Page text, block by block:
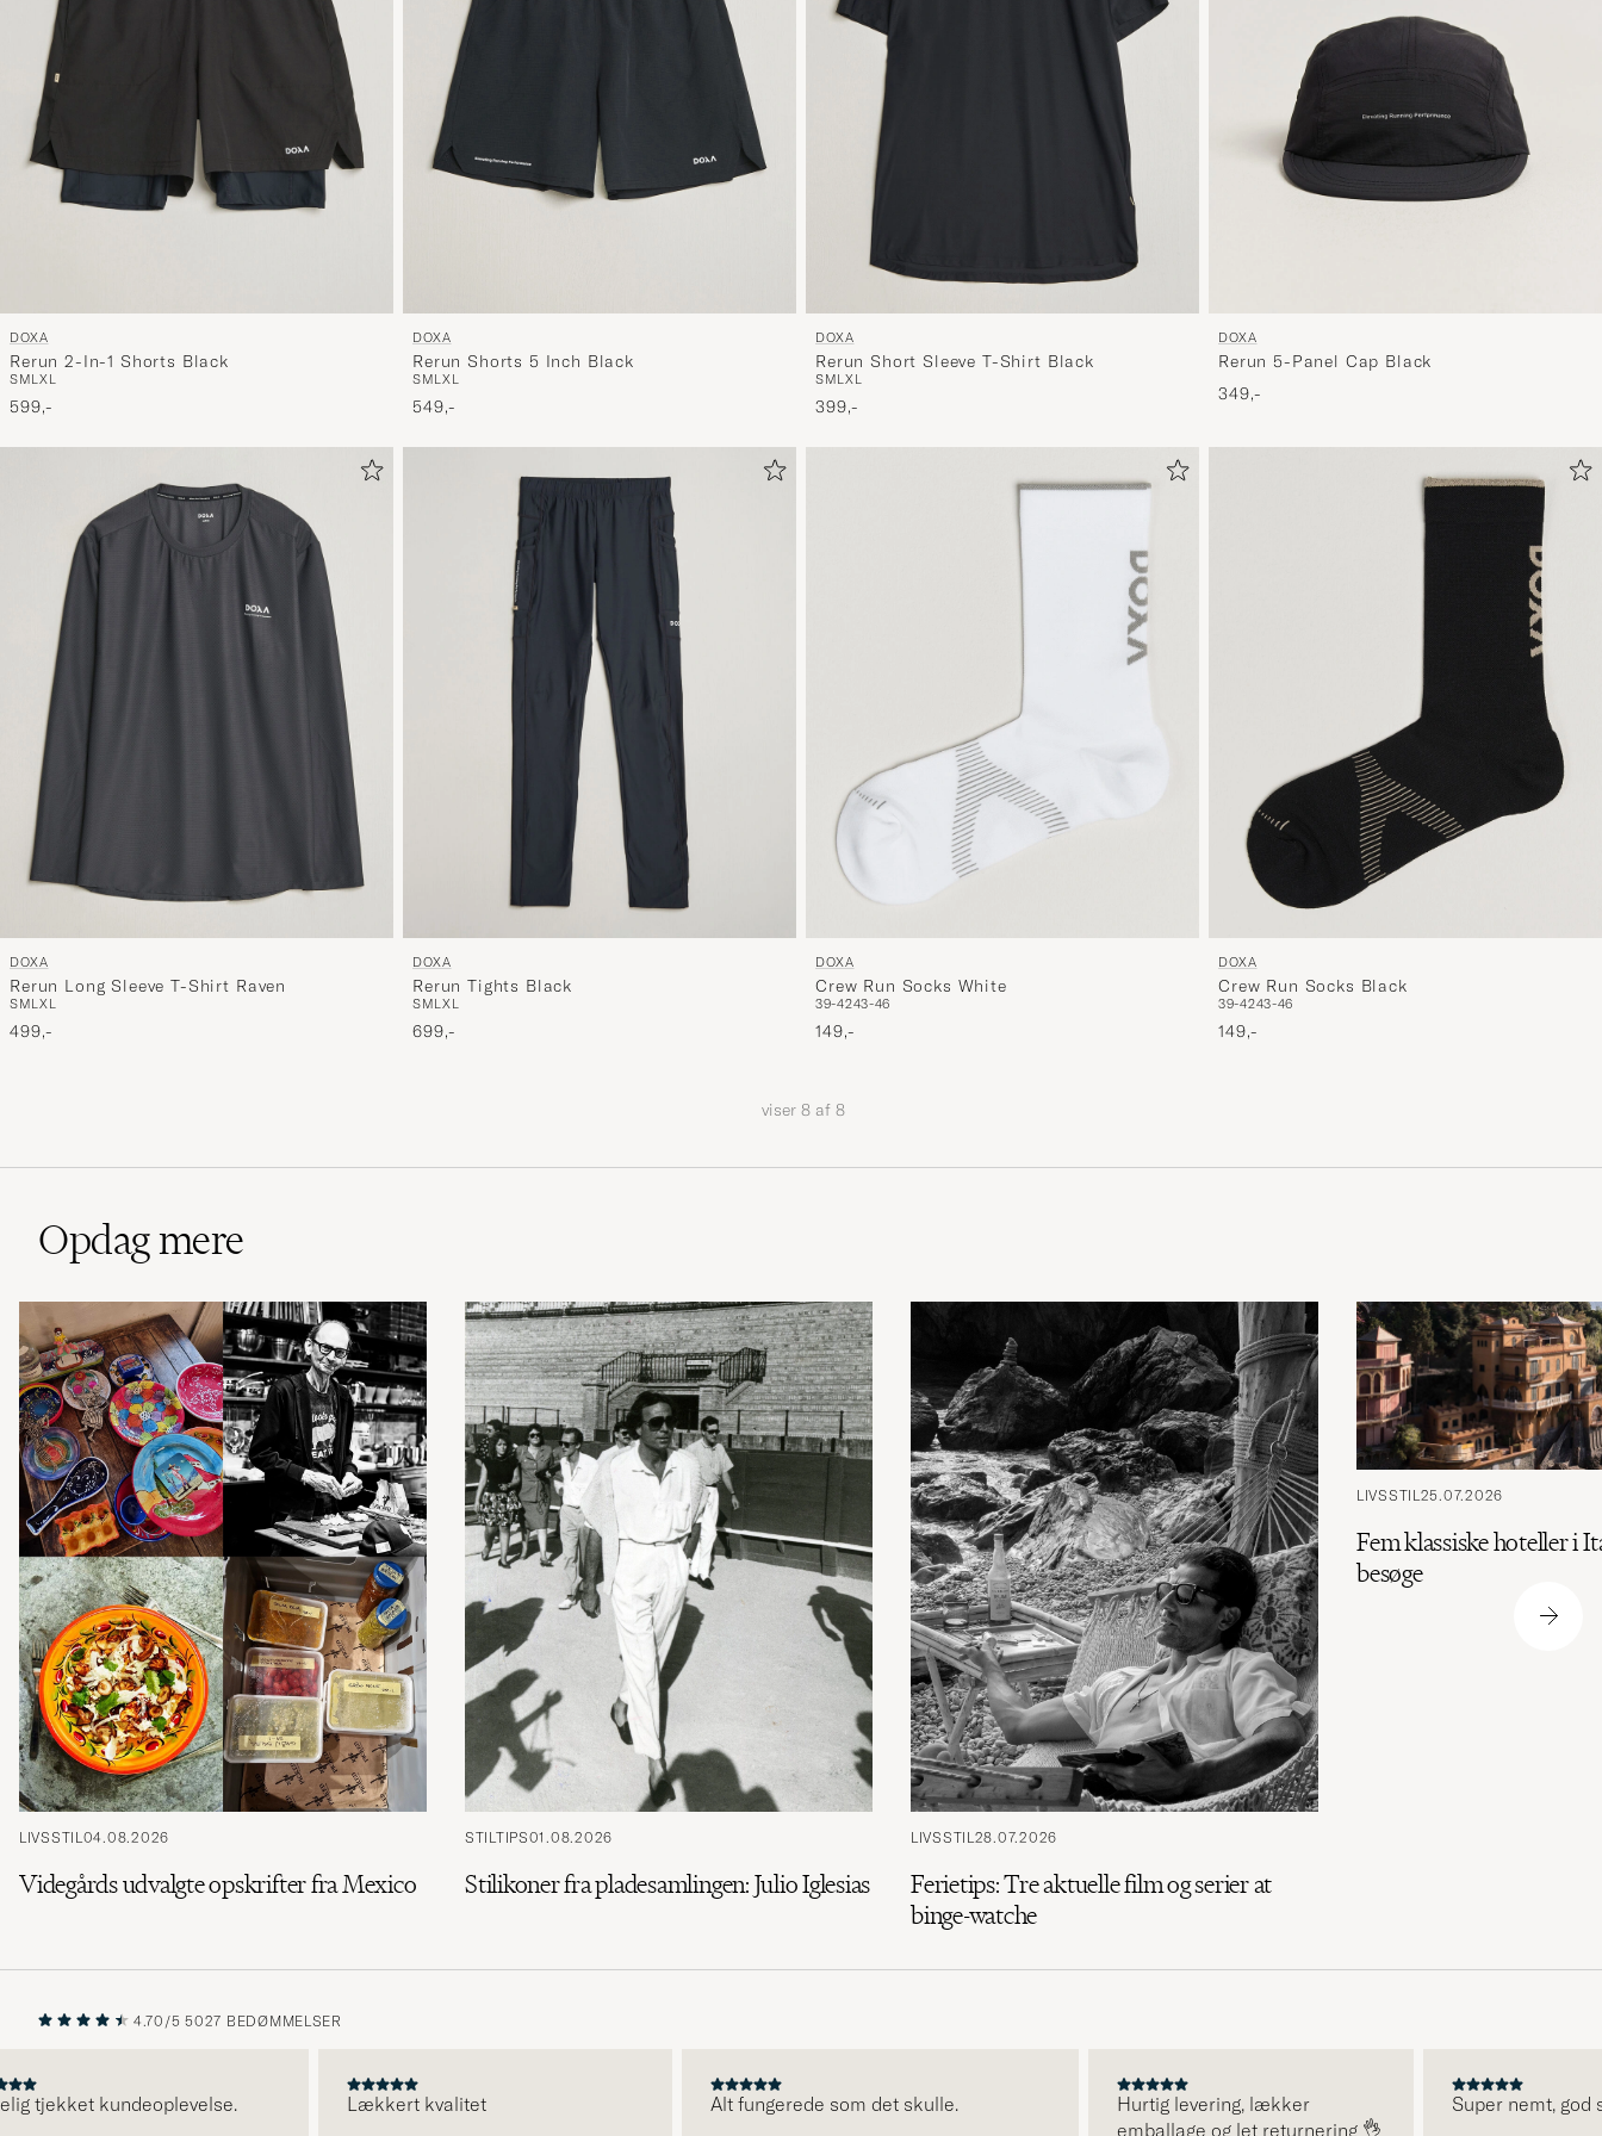
mere
udvalg
DOXA
Rerun 2-In-1 Shorts Black
SMLXL
599,-
DOXA
Rerun Shorts 5 Inch Black
SMLXL
549,-
DOXA
Rerun Short Sleeve T-Shirt Black
SMLXL
399,-
DOXA
Rerun 5-Panel Cap Black
349,-
DOXA
Rerun Long Sleeve T-Shirt Raven
SMLXL
499,-
DOXA
Rerun Tights Black
SMLXL
699,-
DOXA
Crew Run Socks White
39-4243-46
149,-
DOXA
Crew Run Socks Black
39-4243-46
149,-
viser 8 af 8
Opdag mere
LIVSSTIL 04.08.2026
Videgårds udvalgte opskrifter fra Mexico
STILTIPS01.08.2026
Stilikoner fra pladesamlingen: Julio Iglesias
LIVSSTIL 28.07.2026
Ferietips: Tre aktuelle film og serier at
binge-watche
LIVSSTIL25.07.2026
Fem klassiske hoteller i
besøge
NÆSTE
4.70/5 5027 BEDØMMELSER
kundeoplevelse. Lækkert kvalitet Alt fungerede som det skulle.
Hurtig levering, lækker
emballage og let returnering 👌
Super nemt, god